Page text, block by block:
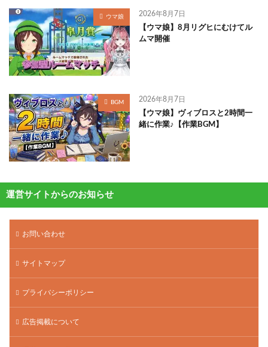
ウマ娘 2026年8月7日
【ウマ娘】8月リグヒにむけてル
ムマ開催
BGM 2026年8月7日
【ウマ娘】ヴィブロスと2時間一
緒に作業♪【作業BGM】
運営サイトからのお知らせ
お問い合わせ
サイトマップ
プライバシーポリシー
広告掲載について